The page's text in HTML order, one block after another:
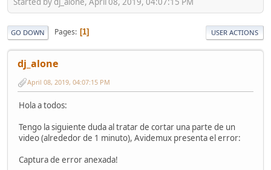
GO DOWN Pages 1 USER ACTIONS
dj_alone
April 08, 2019, 04:07:15 PM
Hola a todos:
Tengo la siguiente duda al tratar de cortar una parte de un
video (alrededor de 1 minuto), Avidemux presenta el error:
Captura de error anexada!